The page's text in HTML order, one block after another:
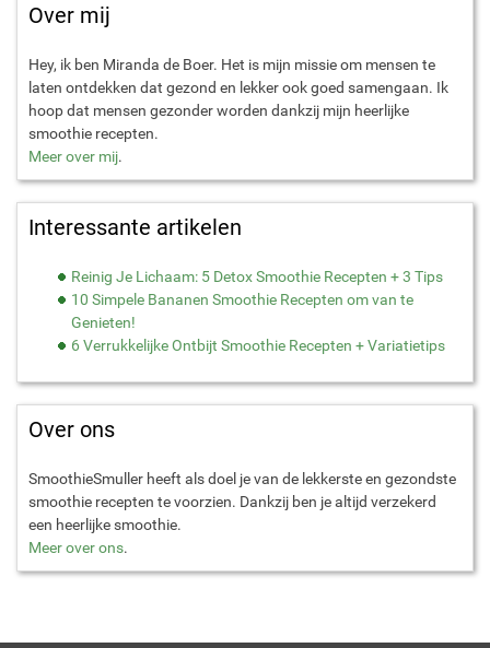
Over mij
Hey, ik ben Miranda de Boer. Het is mijn missie om mensen te
laten ontdekken dat gezond en lekker ook goed samengaan. Ik
hoop dat mensen gezonder worden dankzij mijn heerlijke
smoothie recepten.
Meer over mij.
Interessante artikelen
Reinig Je Lichaam: 5 Detox Smoothie Recepten + 3 Tips
10 Simpele Bananen Smoothie Recepten om van te
Genieten!
6 Verrukkelijke Ontbijt Smoothie Recepten + Variatietips
Over ons
SmoothieSmuller heeft als doel je van de lekkerste en gezondste
smoothie recepten te voorzien. Dankzij ben je altijd verzekerd
een heerlijke smoothie.
Meer over ons.